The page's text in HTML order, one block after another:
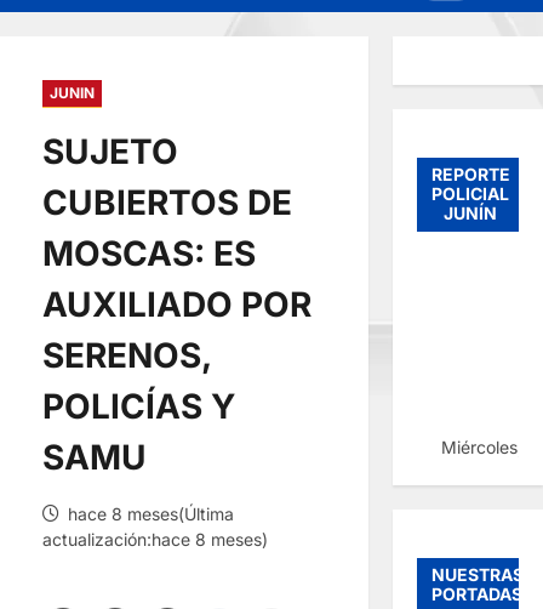
JUNIN
SUJETO
CUBIERTOS DE
MOSCAS: ES
AUXILIADO POR
SERENOS,
POLICÍAS Y
SAMU
hace 8 meses(Última
actualización:hace 8 meses)
REPORTE
POLICIAL
JUNÍN
Miércoles,
NUESTRAS
PORTADAS